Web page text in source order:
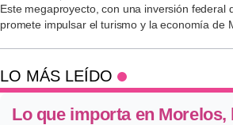
Este megaproyecto, con una inversión federal
promete impulsar el turismo y la economía de
LO MÁS LEÍDO
Lo que importa en Morelos,